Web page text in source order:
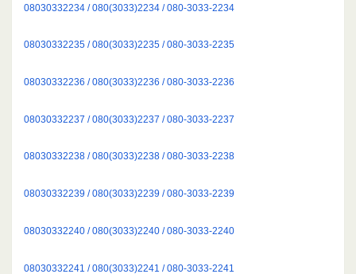
08030332234 / 080(3033)2234 / 080-3033-2234
08030332235 / 080(3033)2235 / 080-3033-2235
08030332236 / 080(3033)2236 / 080-3033-2236
08030332237 / 080(3033)2237 / 080-3033-2237
08030332238 / 080(3033)2238 / 080-3033-2238
08030332239 / 080(3033)2239 / 080-3033-2239
08030332240 / 080(3033)2240 / 080-3033-2240
08030332241 / 080(3033)2241 / 080-3033-2241